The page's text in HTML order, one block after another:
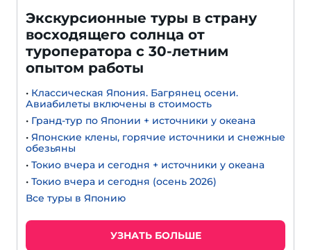
Экскурсионные туры в страну
восходящего солнца от
туроператора с 30-летним
опытом работы
• Классическая Япония. Багрянец осени.
Авиабилеты включены в стоимость
• Гранд-тур по Японии + источники у океана
• Японские клены, горячие источники и снежные
обезьяны
• Токио вчера и сегодня + источники у океана
• Токио вчера и сегодня (осень 2026)
Все туры в Японию
УЗНАТЬ БОЛЬШЕ